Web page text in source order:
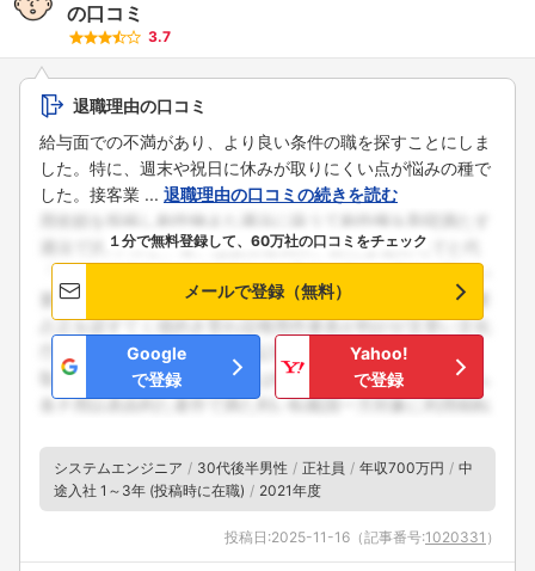
の口コミ
3.7
退職理由の口コミ
給与面での不満があり、より良い条件の職を探すことにしま
した。特に、週末や祝日に休みが取りにくい点が悩みの種で
した。接客業 ... 退職理由の口コミの続きを読む
１分で無料登録して、60万社の口コミをチェック
メールで登録（無料）
Google
で登録
Yahoo!
で登録
システムエンジニア 30代後半男性 正社員 年収700万円
中
途入社 1～3年 (投稿時に在職)
2021年度
投稿日:2025-11-16 （記事番号:1020331 ）